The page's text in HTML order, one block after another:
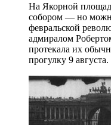
На Якорной
собором — но
февральской
адмиралом
протекала их
прогулку 9